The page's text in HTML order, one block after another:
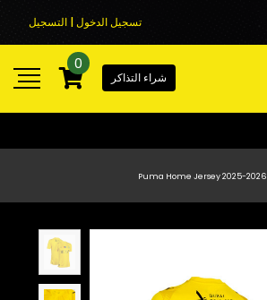
تسجيل الدخول | التسجيل
شراء التذاكر
0
Puma Home Jersey 2025-2026